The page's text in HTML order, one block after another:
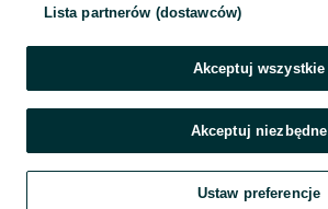
Lista partnerów (dostawców)
Akceptuj wszystkie
Akceptuj niezbędne
Ustaw preferencje